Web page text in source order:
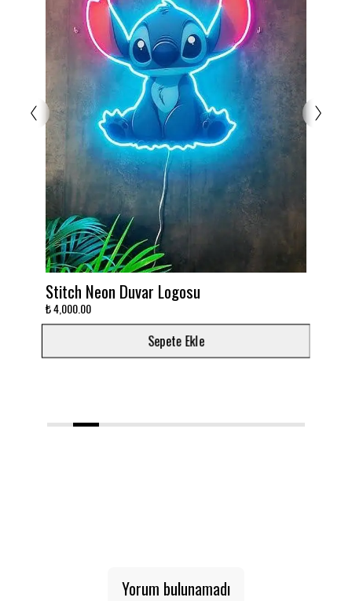
Logosu
1 2 3 4 5 6 7 8 9 10
Yorum bulunamadı